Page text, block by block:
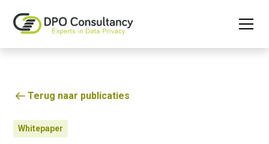
Terug naar publicaties
Whitepaper